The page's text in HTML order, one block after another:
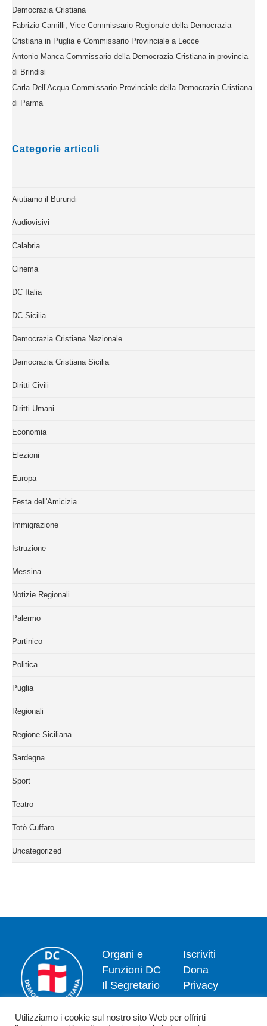
Democrazia Cristiana
Fabrizio Camilli, Vice Commissario Regionale della Democrazia
Cristiana in Puglia e Commissario Provinciale a Lecce
Antonio Manca Commissario della Democrazia Cristiana in provincia
di Brindisi
Carla Dell’Acqua Commissario Provinciale della Democrazia Cristiana
di Parma
Categorie articoli
Aiutiamo il Burundi
Audiovisivi
Calabria
Cinema
DC Italia
DC Sicilia
Democrazia Cristiana Nazionale
Democrazia Cristiana Sicilia
Diritti Civili
Diritti Umani
Economia
Elezioni
Europa
Festa dell'Amicizia
Immigrazione
Istruzione
Messina
Notizie Regionali
Palermo
Partinico
Politica
Puglia
Regionali
Regione Siciliana
Sardegna
Sport
Teatro
Totò Cuffaro
Uncategorized
Organi e
Funzioni DC
Il Segretario
Nazionale
Dipartimenti
Iscriviti
Dona
Privacy
policy
Politica dei
Utilizziamo i cookie sul nostro sito Web per offrirti